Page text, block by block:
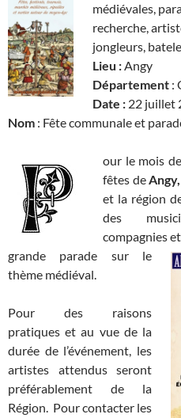
médiévales,
recherche,
jongleurs,
Lieu :Angy
Département :
Date : 22 juillet
Nom : Fête communale et
our le mois
fêtes de
et la région
des
compagnies
grande parade sur le
thème médiéval.
Pour des raisons
pratiques et au vue de la
durée de l’événement, les
artistes attendus seront
préférablement de la
Région. Pour contacter les